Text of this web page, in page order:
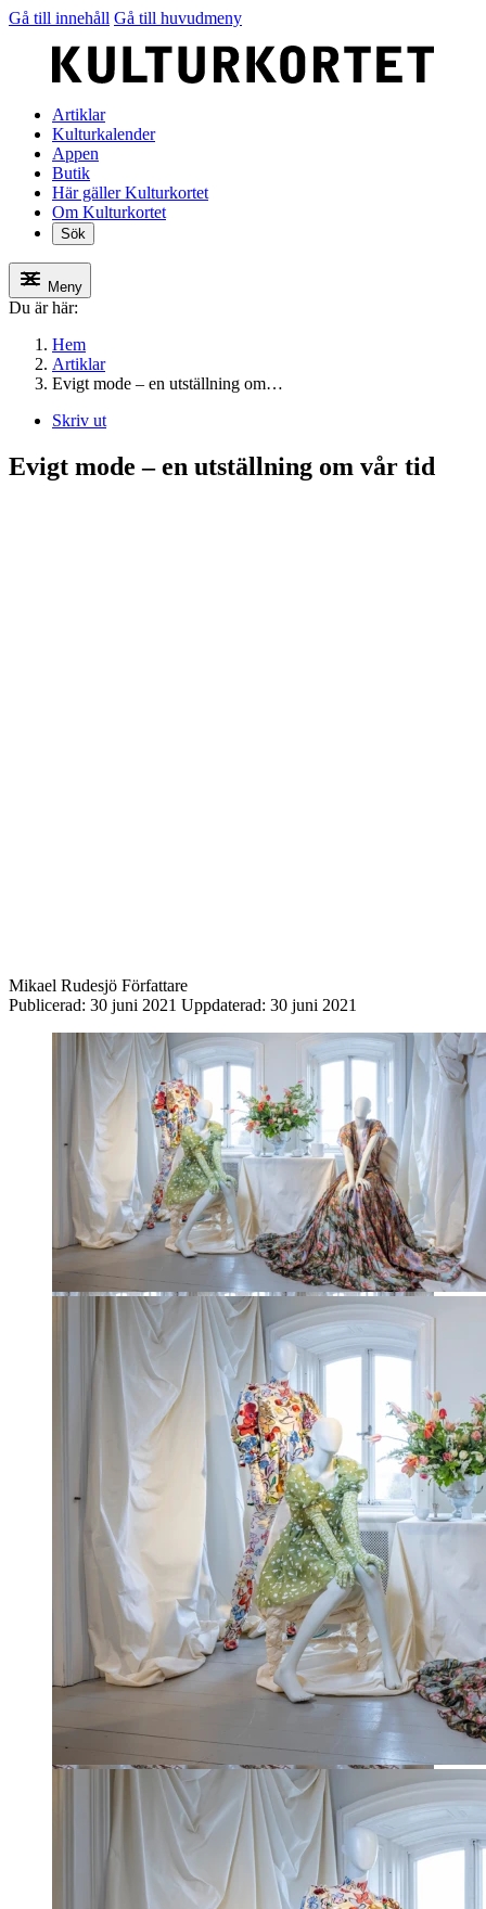
Gå till innehåll Gå till huvudmeny
Artiklar
Kulturkalender
Appen
Butik
Här gäller Kulturkortet
Om Kulturkortet
Sök
Meny
Du är här:
Hem
Artiklar
Evigt mode – en utställning om…
Skriv ut
Evigt mode – en utställning om vår tid
Mikael Rudesjö Författare
Publicerad: 30 juni 2021 Uppdaterad: 30 juni 2021